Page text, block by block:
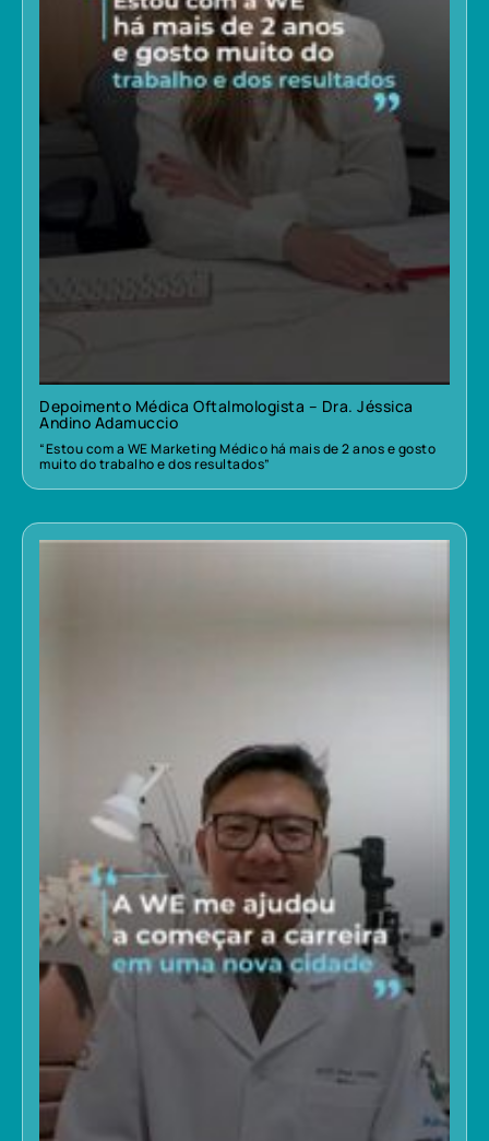
Depoimento Médica Oftalmologista – Dra. Jéssica
Andino Adamuccio
“Estou com a WE Marketing Médico há mais de 2 anos e gosto
muito do trabalho e dos resultados”